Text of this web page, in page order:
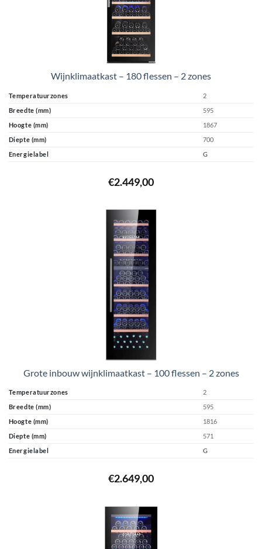
Wijnklimaatkast – 180 flessen – 2 zones
Temperatuurzones
2
Breedte (mm)
595
Hoogte (mm)
1867
Diepte (mm)
700
Energielabel
G
€2.449,00
Grote inbouw wijnklimaatkast – 100 flessen – 2 zones
Temperatuurzones
2
Breedte (mm)
595
Hoogte (mm)
1816
Diepte (mm)
571
Energielabel
G
€2.649,00